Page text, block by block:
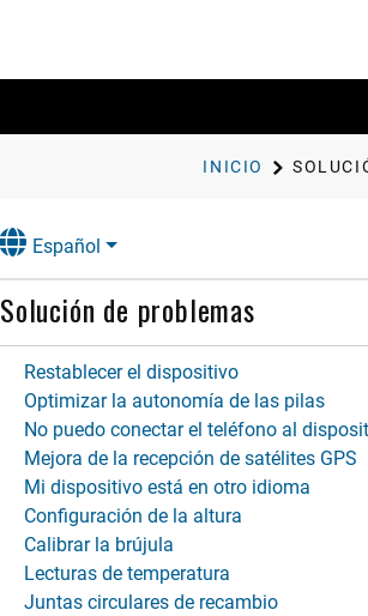
INICIO
Español
Solución de problemas
Restablecer el dispositivo
Optimizar la autonomía de las pilas
No puedo conectar el teléfono al
Mejora de la recepción de satélites GPS
Mi dispositivo está en otro idioma
Configuración de la altura
Calibrar la brújula
Lecturas de temperatura
Juntas circulares de recambio